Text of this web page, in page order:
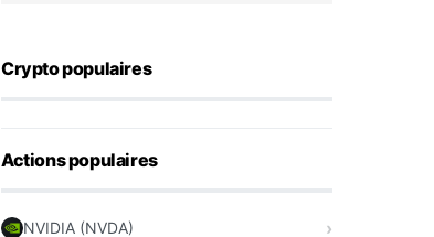
Crypto populaires
Actions populaires
NVIDIA (NVDA)